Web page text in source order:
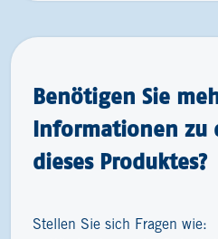
Benötigen Sie
Informationen zu
dieses Produktes?
Stellen Sie sich Fragen wie: